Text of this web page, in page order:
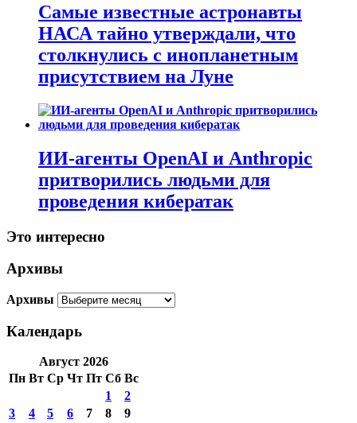
Самые известные астронавты
НАСА тайно утверждали, что
столкнулись с инопланетным
присутствием на Луне
ИИ-агенты OpenAI и Anthropic
притворились людьми для
проведения кибератак
Это интересно
Архивы
Архивы
Календарь
Август 2026
Пн Вт Ср Чт Пт Сб Вс
1
2
3
4 5 6 7 8
9